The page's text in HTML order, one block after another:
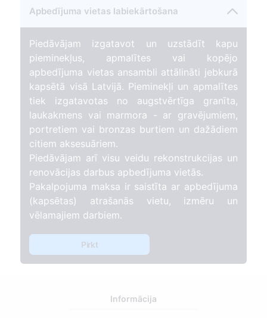
Apbedījuma vietas labiekārtošana
Piedāvājam izgatavot un uzstādīt kapu
pieminekļus, apmalītes vai kopējo
apbedījuma vietas ansambli attālināti jebkurā
kapsētā visā Latvijā. Pieminekļi un apmalītes
tiek izgatavotas no augstvērtīga granīta,
laukakmens vai marmora - ar gravējumiem,
portretiem vai bronzas burtiem un dažādiem
citiem aksesuāriem.
Piedāvājam arī visu veidu rekonstrukcijas un
renovācijas darbus apbedījuma vietās.
Pakalpojuma maksa ir saistīta ar apbedījuma
(kapsētas) atrašanās vietu, izmēru un
vēlamajiem darbiem.
Pirkt
Informācija